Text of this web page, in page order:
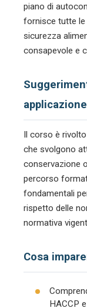
piano di
fornisce tutte le
sicurezza
consapevole e
applicazione
Il corso è
che svolgono
conservazione
percorso
fondamentali
rispetto delle
normativa
Cosa
HACCP